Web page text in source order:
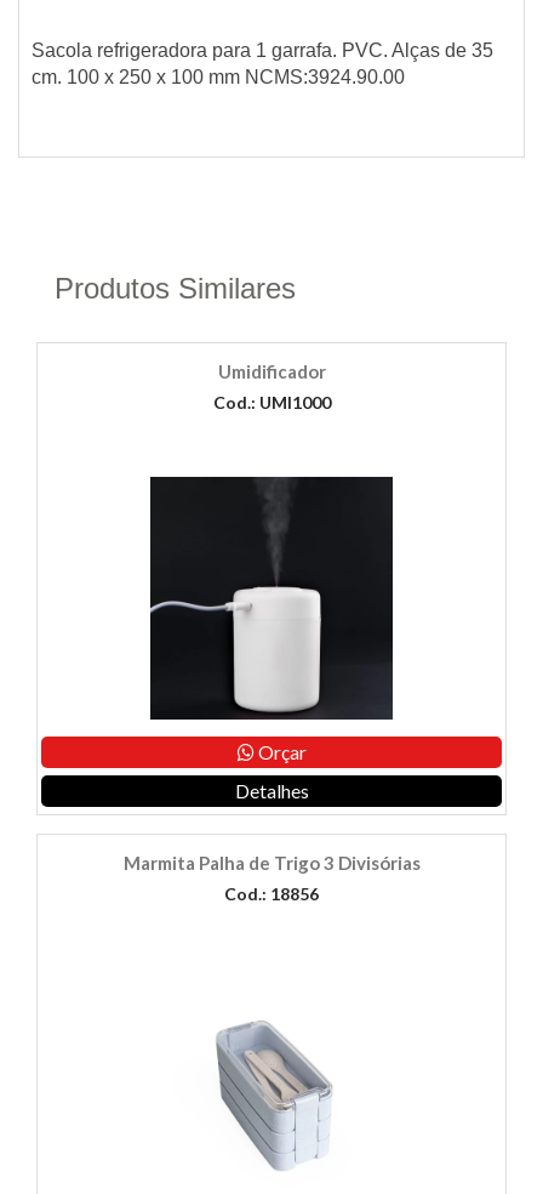
Sacola refrigeradora para 1 garrafa. PVC. Alças de 35
cm. 100 x 250 x 100 mm NCMS:3924.90.00
Produtos Similares
Umidificador
Cod.: UMI1000
Orçar
Detalhes
Marmita Palha de Trigo 3 Divisórias
Cod.: 18856